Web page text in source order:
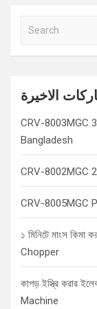
a
c
الاخيرة
CRV-8003MGC
Bangladesh
CRV-8002MGC
CRV-8005MGC
১ মিনিটে মাংস
Chopper
কাপড় ইস্ত্রি করার
Machine